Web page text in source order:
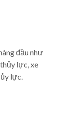
đầu như
lực, xe
lực.